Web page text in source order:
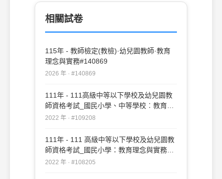
相關試卷
115年 - 教師檢定(教檢)·幼兒園教師·教育
理念與實務#140869
2026 年 · #140869
111年 - 111高級中等以下學校及幼兒園教
師資格考試_國民小學、中等學校︰教育理
念與實務(重複)#109208
2022 年 · #109208
111年 - 111 高級中等以下學校及幼兒園教
師資格考試_國民小學：教育理念與實務
#108205
2022 年 · #108205